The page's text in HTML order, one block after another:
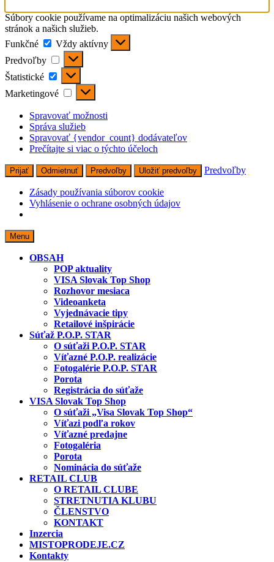
Súbory cookie používame na optimalizáciu našich webových
stránok a našich služieb.
Funkčné
Funkčné
Vždy aktívny
Predvoľby
Predvoľby
Štatistické Štatistické
Marketingové Marketingové
Spravovať možnosti
Správa služieb
Spravovať {vendor_count} dodávateľov
Prečítajte si viac o týchto účeloch
Prijať Odmietnuť Predvoľby Uložiť predvoľby Predvoľby
Zásady používania súborov cookie
Vyhlásenie o ochrane osobných údajov
Skip
to
content
Menu
OBSAH
POP aktuality
VISA Slovak Top Shop
Rozhovor mesiaca
Videoanketa
Vyjednávacie tipy
Retailové inšpirácie
Súťaž P.O.P. STAR
O súťaži P.O.P. STAR
Víťazné P.O.P. realizácie
Fotogalérie P.O.P. STAR
Porota
Registrácia do súťaže
VISA Slovak Top Shop
O súťaži „Visa Slovak Top Shop“
Víťazi podľa rokov
Víťazné predajne
Fotogaléria
Porota
Nominácia do súťaže
RETAIL CLUB
O RETAIL CLUBE
STRETNUTIA KLUBU
ČLENSTVO
KONTAKT
Inzercia
MISTOPRODEJE.CZ
Kontakty